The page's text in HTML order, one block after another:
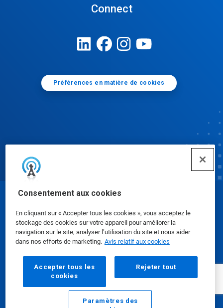
Consentement aux cookies
En cliquant sur « Accepter tous les cookies », vous acceptez le
stockage des cookies sur votre appareil pour améliorer la
navigation sur le site, analyser l’utilisation du site et nous aider
dans nos efforts de marketing. Avis relatif aux cookies
Accepter tous les
cookies
Rejeter tout
Paramètres des
Connect
Préférences en matière de cookies
Fiches signalétiques|Politique de confidentialité
Modalités d'utilisation